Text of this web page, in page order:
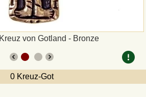
von Gotland - Bronze
0 Kreuz-Got